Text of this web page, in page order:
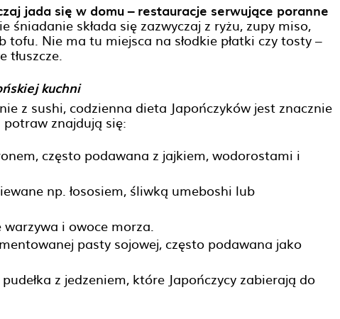
jada się w domu – restauracje serwujące poranne
śniadanie składa się zazwyczaj z ryżu, zupy miso,
tofu. Nie ma tu miejsca na słodkie płatki czy tosty –
tłuszcze.
kuchni
z sushi, codzienna dieta Japończyków jest znacznie
znajdują się:
często podawana z jajkiem, wodorostami i
np. łososiem, śliwką umeboshi lub
i owoce morza.
pasty sojowej, często podawana jako
z jedzeniem, które Japończycy zabierają do